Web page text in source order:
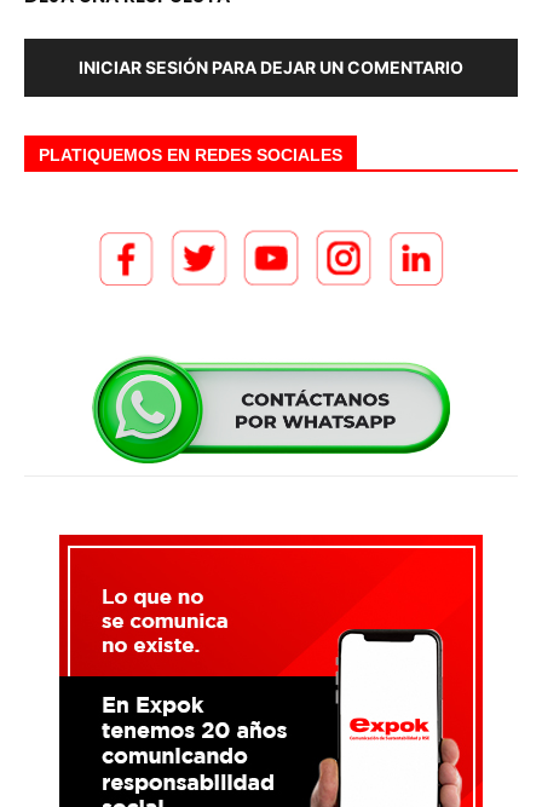
INICIAR SESIÓN PARA DEJAR UN COMENTARIO
PLATIQUEMOS EN REDES SOCIALES